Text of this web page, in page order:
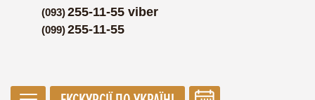
(093)255-11-55 viber
(099)255-11-55